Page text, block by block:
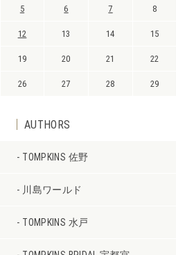
5 6 7 8
12 13 14 15
19 20 21 22
26 27 28 29
AUTHORS
TOMPKINS 佐野
川島ワールド
TOMPKINS 水戸